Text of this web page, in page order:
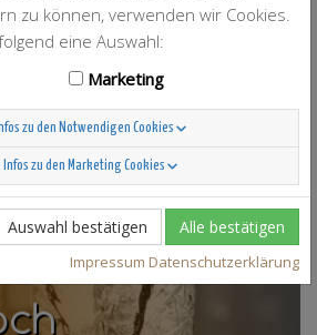
37
zu können, verwenden wir Cookies.
eine Auswahl:
Marketing
zu den Notwendigen Cookies
Infos zu den Marketing Cookies
Auswahl bestätigen Alle bestätigen
Impressum Datenschutzerklärung